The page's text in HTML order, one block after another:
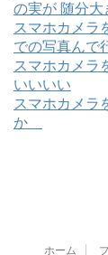
の実が 随分大
スマホカメラ
での写真んで
スマホカメラ
いいいい
スマホカメラ
か
ホーム